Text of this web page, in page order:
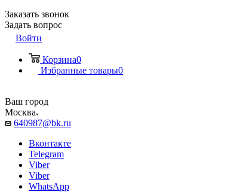
Заказать звонок
Задать вопрос
Войти
Корзина0
Избранные товары0
Ваш город
Москва
640987@bk.ru
Вконтакте
Telegram
Viber
Viber
WhatsApp